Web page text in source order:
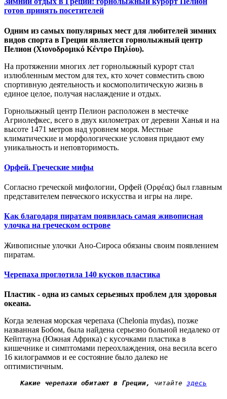
готов принять посетителей
Одним из самых популярных мест для любителей зимних
видов спорта в Греции является горнолыжный центр
Пелион (Χιονοδρομικό Κέντρο Πηλίου).
На протяжении многих лет горнолыжный курорт стал
излюбленным местом для тех, кто хочет совместить свою
спортивную деятельность и космополитическую жизнь в
единое целое, получая наслаждение и отдых.
Горнолыжный центр Пелион расположен в местечке
Агриолефкес, всего в двух километрах от деревни Ханья и на
высоте 1471 метров над уровнем моря. Местные
климатические и морфологические условия придают ему
уникальность и неповторимость.
Орфей. Греческие мифы
Согласно греческой мифологии, Орфей (Ορφέας) был главным
представителем певческого искусства и игры на лире.
Как благодаря пиратам появилась самая живописная
улочка на греческом острове
Живописные улочки Ано-Сироса обязаны своим появлением
пиратам.
Черепаха проглотила 140 кусков пластика
Пластик - одна из самых серьезных проблем для здоровья
океана.
Когда зеленая морская черепаха (Chelonia mydas), позже
названная Бобом, была найдена серьезно больной недалеко от
Кейптауна (Южная Африка) с кусочками пластика в
кишечнике и симптомами переохлаждения, она весила всего
16 килограммов и ее состояние было далеко не
оптимистичным.
Какие черепахи обитают в Греции, читайте здесь